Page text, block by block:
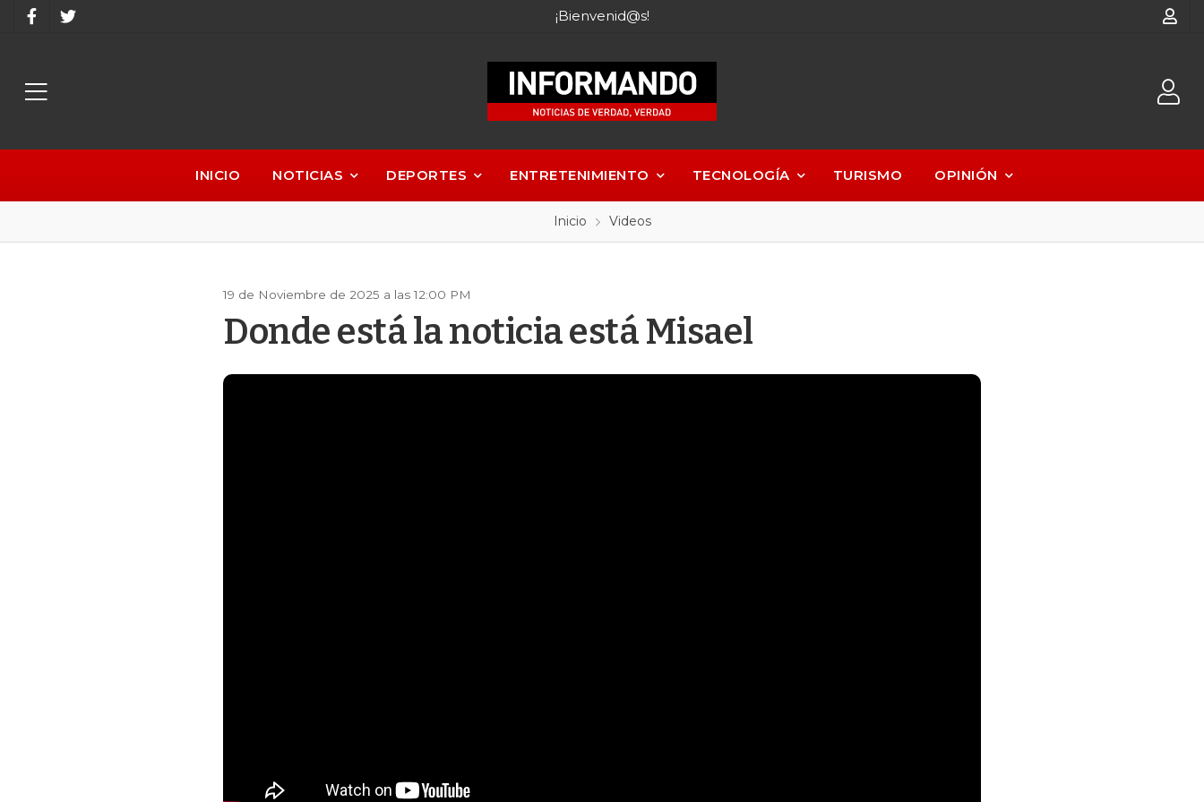
¡Bienvenid@s!
INICIO NOTICIAS DEPORTES ENTRETENIMIENTO TECNOLOGÍA TURISMO OPINIÓN
Inicio Videos
19 de Noviembre de 2025 a las 12:00 PM
Donde está la noticia está Misael